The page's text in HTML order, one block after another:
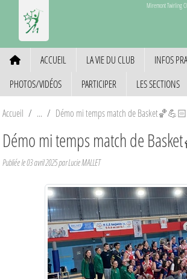
Miremont Twirling
ACCUEIL LA VIE DU CLUB
INFOS
PHOTOS/VIDÉOS
PARTICIPER LES SECTIONS
Accueil Démo mi temps match de Basket🏀💪🏻
Démo mi temps match de
Publiée le03 avril 2025par Lucie MALLET
Panneau de gestion des cookies